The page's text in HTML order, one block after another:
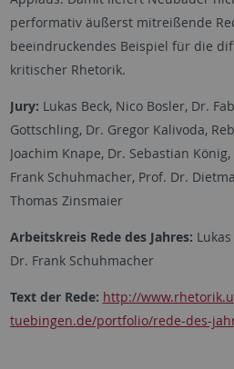
performativ äußerst mitreißende
beeindruckendes Beispiel für die
kritischer Rhetorik.
Jury: Lukas Beck, Nico Bosler, Dr.
Gottschling, Dr. Gregor Kalivoda,
Joachim Knape, Dr. Sebastian
Frank Schuhmacher, Prof. Dr.
Thomas Zinsmaier
Arbeitskreis Rede des Jahres:
Dr. Frank Schuhmacher
Text der Rede: http://
tuebingen.de/portfolio/rede-des-